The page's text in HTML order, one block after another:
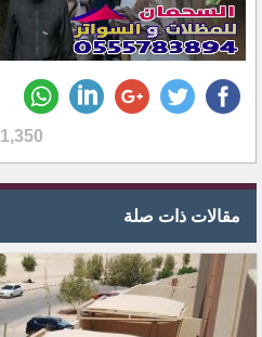
1,350
مقالات ذات صلة